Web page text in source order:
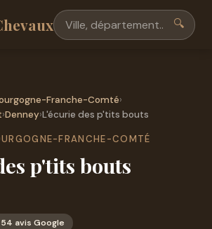
🔍
Franche-Comté›
›Denney›L'écurie des p'tits bouts
FRANCHE-COMTÉ
p'tits bouts
54 avis Google